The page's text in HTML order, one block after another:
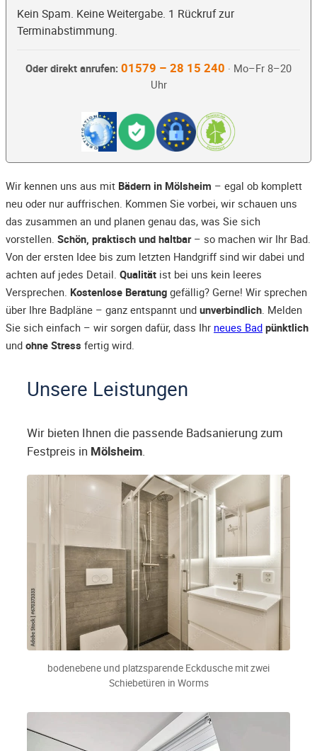
Kein Spam. Keine Weitergabe. 1 Rückruf zur
Terminabstimmung.
Oder direkt anrufen: 01579 – 28 15 240 · Mo–Fr 8–20
Uhr
Wir kennen uns aus mit Bädern in Mölsheim – egal ob komplett
neu oder nur auffrischen. Kommen Sie vorbei, wir schauen uns
das zusammen an und planen genau das, was Sie sich
vorstellen. Schön, praktisch und haltbar– so machen wir Ihr Bad.
Von der ersten Idee bis zum letzten Handgriff sind wir dabei und
achten auf jedes Detail. Qualität ist bei uns kein leeres
Versprechen. Kostenlose Beratung gefällig? Gerne! Wir sprechen
über Ihre Badpläne – ganz entspannt und unverbindlich. Melden
Sie sich einfach – wir sorgen dafür, dass Ihr neues Bad pünktlich
und ohne Stress fertig wird.
Unsere Leistungen
Wir bieten Ihnen die passende Badsanierung zum
Festpreis in Mölsheim.
bodenebene und platzsparende Eckdusche mit zwei
Schiebetüren in Worms